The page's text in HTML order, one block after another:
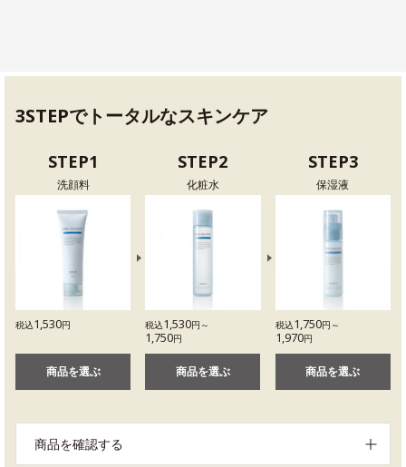
3STEPでトータルなスキンケア
STEP1
洗顔料
税込1,530円
商品を選ぶ
STEP2
化粧水
税込1,530円～
1,750円
商品を選ぶ
STEP3
保湿液
税込1,750円～
1,970円
商品を選ぶ
商品を確認する